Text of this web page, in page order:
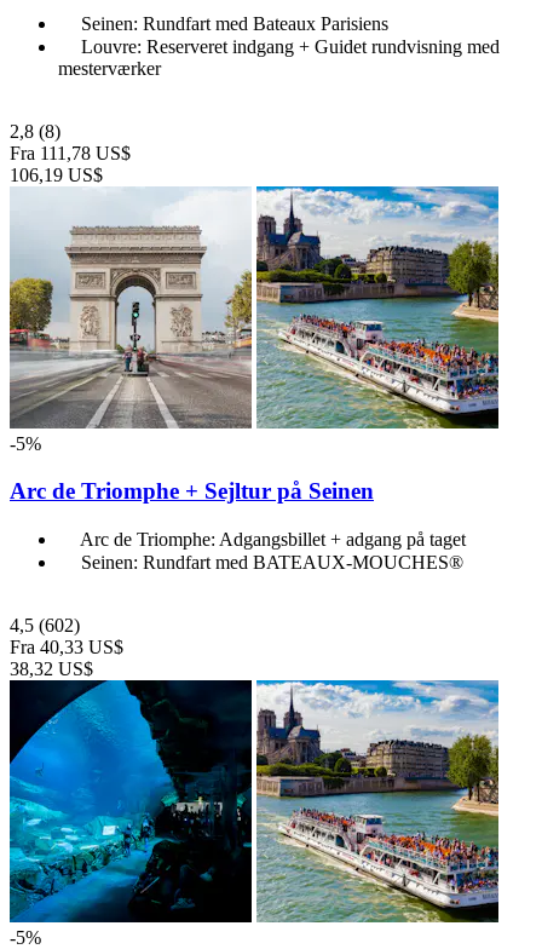
Seinen: Rundfart med Bateaux Parisiens
Louvre: Reserveret indgang + Guidet rundvisning med
mesterværker
2,8 (8)
Fra 111,78 US$
106,19 US$
-5%
Arc de Triomphe + Sejltur på Seinen
Arc de Triomphe: Adgangsbillet + adgang på taget
Seinen: Rundfart med BATEAUX-MOUCHES®
4,5 (602)
Fra 40,33 US$
38,32 US$
-5%